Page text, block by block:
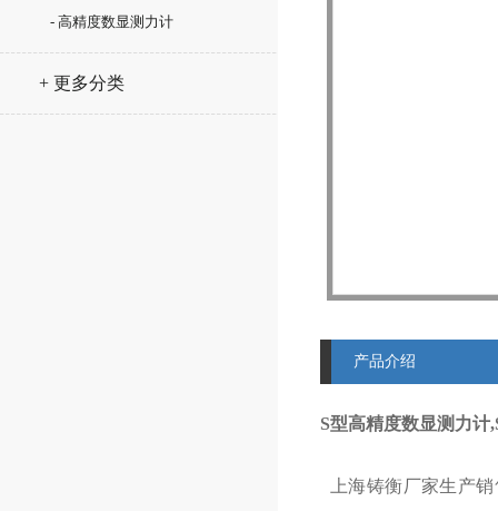
- 高精度数显测力计
+ 更多分类
产品介绍
S型高精度数显测力计
上海铸衡厂家生产销